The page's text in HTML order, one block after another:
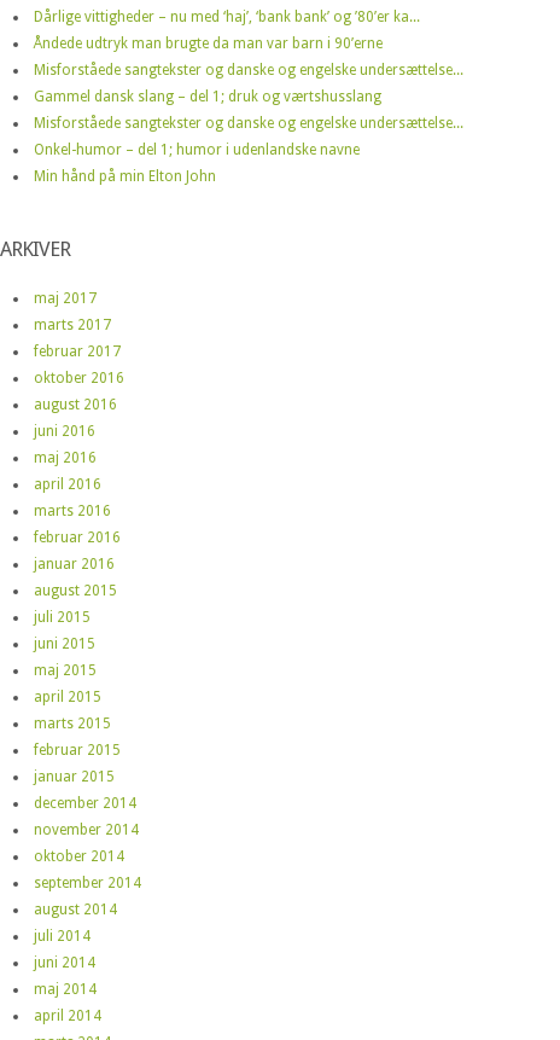
Dårlige vittigheder – nu med ‘haj’, ‘bank bank’ og ’80’er ka...
Åndede udtryk man brugte da man var barn i 90’erne
Misforståede sangtekster og danske og engelske undersættelse...
Gammel dansk slang – del 1; druk og værtshusslang
Misforståede sangtekster og danske og engelske undersættelse...
Onkel-humor – del 1; humor i udenlandske navne
Min hånd på min Elton John
ARKIVER
maj 2017
marts 2017
februar 2017
oktober 2016
august 2016
juni 2016
maj 2016
april 2016
marts 2016
februar 2016
januar 2016
august 2015
juli 2015
juni 2015
maj 2015
april 2015
marts 2015
februar 2015
januar 2015
december 2014
november 2014
oktober 2014
september 2014
august 2014
juli 2014
juni 2014
maj 2014
april 2014